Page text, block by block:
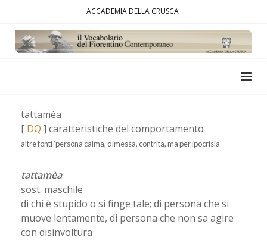
ACCADEMIA DELLA CRUSCA
tattamèa
[ DQ ] caratteristiche del comportamento
altre fonti 'persona calma, dimessa, contrita, ma per ipocrisia'
tattamèa
sost. maschile
di chi è stupido o si finge tale; di persona che si
muove lentamente, di persona che non sa agire
con disinvoltura